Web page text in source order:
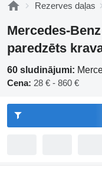
Rezerves daļas
Mercedes-
paredzēts
60 sludinājumi:
Cena: 28 € - 860 €